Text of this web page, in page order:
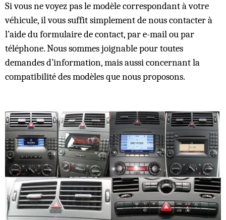
Si vous ne voyez pas le modèle correspondant à votre
véhicule, il vous suffit simplement de nous contacter à
l’aide du formulaire de contact, par e-mail ou par
téléphone. Nous sommes joignable pour toutes
demandes d’information, mais aussi concernant la
compatibilité des modèles que nous proposons.